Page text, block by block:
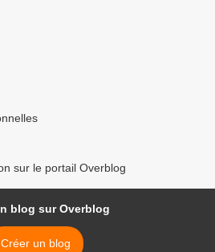
sur le portail Overblog
blog sur Overblog
Créer un blog